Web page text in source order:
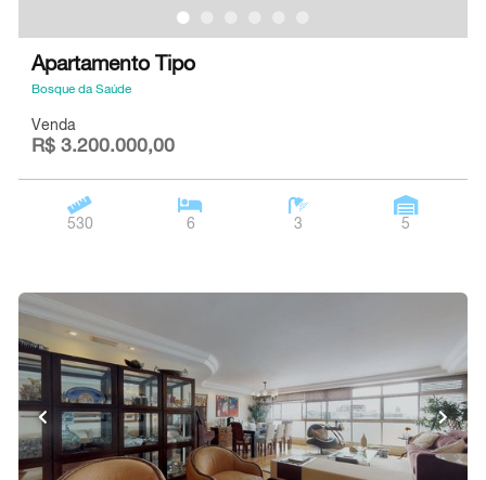
Apartamento Tipo
Bosque da Saúde
Venda
R$ 3.200.000,00
530 6 3 5